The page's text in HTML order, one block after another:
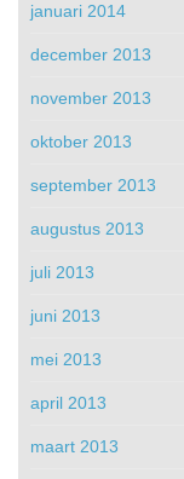
januari 2014
december 2013
november 2013
oktober 2013
september 2013
augustus 2013
juli 2013
juni 2013
mei 2013
april 2013
maart 2013